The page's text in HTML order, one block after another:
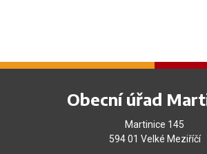
Obecní úřad
Martinice 145
594 01 Velké Meziříčí